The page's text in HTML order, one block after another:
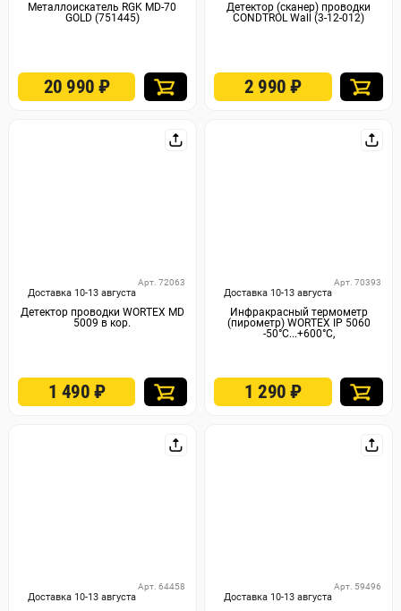
Металлоискатель RGK MD-70
GOLD (751445)
20 990₽
Детектор (сканер) проводки
CONDTROL Wall (3-12-012)
2 990₽
Доставка 10-13 августа
Арт. 72063
Детектор проводки WORTEX MD
5009 в кор.
1 490 ₽
Доставка 10-13 августа
Арт. 70393
Инфракрасный термометр
(пирометр) WORTEX IP 5060
-50°C...+600°C,
1 290₽
Доставка 10-13 августа
Арт. 64458
Доставка 10-13 августа
Арт. 59496